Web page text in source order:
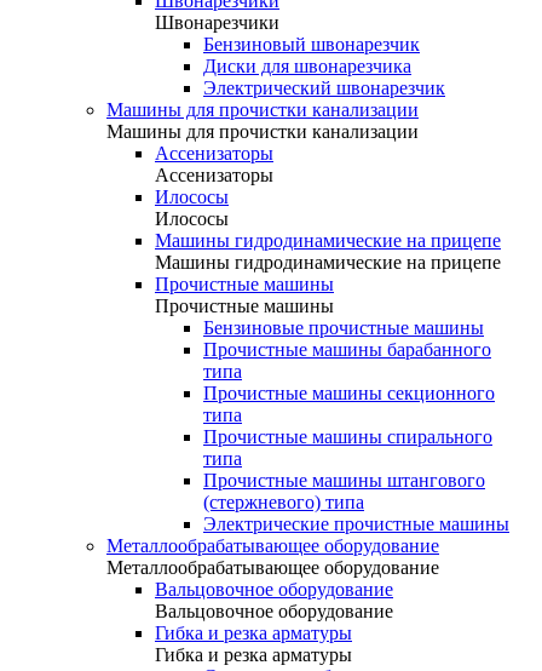
Швонарезчики
Бензиновый швонарезчик
Диски для швонарезчика
Электрический швонарезчик
Машины для прочистки канализации
Машины для прочистки канализации
Ассенизаторы
Ассенизаторы
Илососы
Илососы
Машины гидродинамические на прицепе
Машины гидродинамические на прицепе
Прочистные машины
Прочистные машины
Бензиновые прочистные машины
Прочистные машины барабанного
типа
Прочистные машины секционного
типа
Прочистные машины спирального
типа
Прочистные машины штангового
(стержневого) типа
Электрические прочистные машины
Металлообрабатывающее оборудование
Металлообрабатывающее оборудование
Вальцовочное оборудование
Вальцовочное оборудование
Гибка и резка арматуры
Гибка и резка арматуры